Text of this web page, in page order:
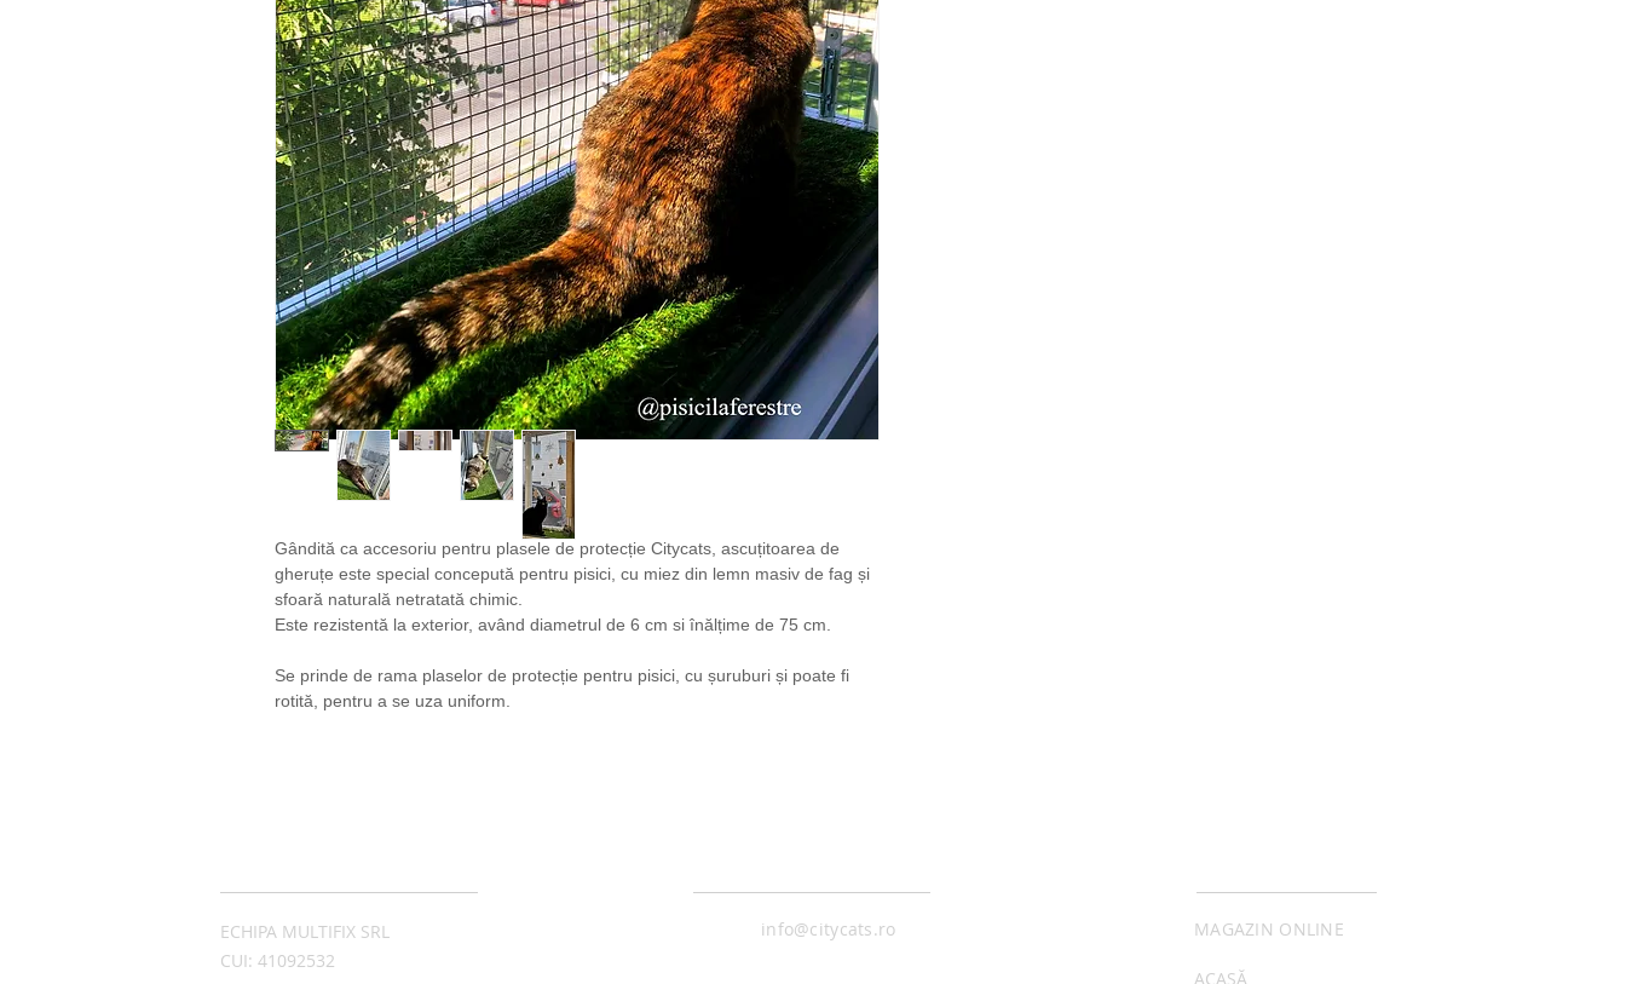
Gândită ca accesoriu pentru plasele de protecție Citycats, ascuțitoarea de
gheruțe este special concepută pentru pisici, cu miez din lemn masiv de fag și
sfoară naturală netratată chimic.
Este rezistentă la exterior, având diametrul de 6 cm si înălțime de 75 cm.
Se prinde de rama plaselor de protecție pentru pisici, cu șuruburi și poate fi
rotită, pentru a se uza uniform.
ECHIPA MULTIFIX SRL
CUI: 41092532
info@citycats.ro MAGAZIN ONLINE
ACASĂ